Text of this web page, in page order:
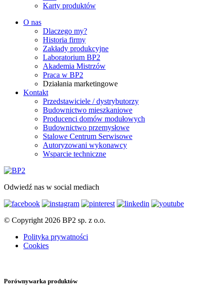
Karty produktów
O nas
Dlaczego my?
Historia firmy
Zakłady produkcyjne
Laboratorium BP2
Akademia Mistrzów
Praca w BP2
Działania marketingowe
Kontakt
Przedstawiciele / dystrybutorzy
Budownictwo mieszkaniowe
Producenci domów modułowych
Budownictwo przemysłowe
Stalowe Centrum Serwisowe
Autoryzowani wykonawcy
Wsparcie techniczne
Odwiedź nas w social mediach
© Copyright 2026 BP2 sp. z o.o.
Polityka prywatności
Cookies
Porównywarka produktów